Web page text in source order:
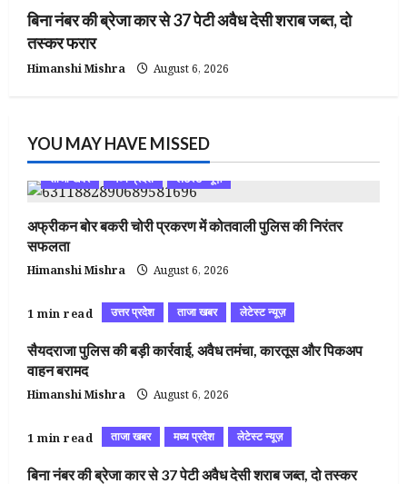
बिना नंबर की ब्रेजा कार से 37 पेटी अवैध देसी शराब जब्त, दो
तस्कर फरार
Himanshi Mishra August 6, 2026
YOU MAY HAVE MISSED
ताजा खबर मध्य प्रदेश लेटेस्ट न्यूज़
अफ्रीकन बोर बकरी चोरी प्रकरण में कोतवाली पुलिस की निरंतर
सफलता
Himanshi Mishra August 6, 2026
1 min read उत्तर प्रदेश ताजा खबर लेटेस्ट न्यूज़
सैयदराजा पुलिस की बड़ी कार्रवाई, अवैध तमंचा, कारतूस और पिकअप
वाहन बरामद
Himanshi Mishra August 6, 2026
1 min read ताजा खबर मध्य प्रदेश लेटेस्ट न्यूज़
बिना नंबर की ब्रेजा कार से 37 पेटी अवैध देसी शराब जब्त, दो तस्कर